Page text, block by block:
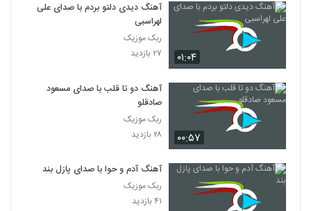
۰۱:۰۴
آهنگ دیدی دلتو بردم با صدای علی
لهراسبی
ربک موزیک
۲۷ بازدید
۰۰:۵۷
آهنگ دو تا قلب با صدای مسعود
صادقلو
ربک موزیک
۲۸ بازدید
آهنگ آدم و حوا با صدای پازل بند
ربک موزیک
۴۱ بازدید